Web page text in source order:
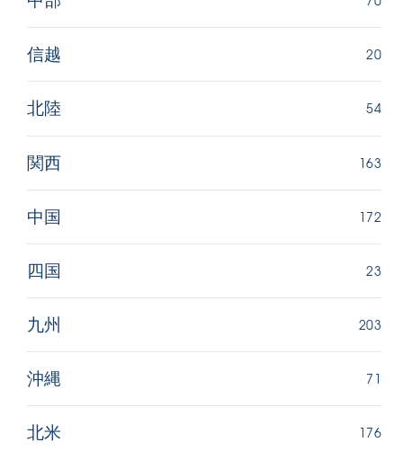
信越 20
北陸 54
関西 163
中国 172
四国 23
九州 203
沖縄 71
北米 176